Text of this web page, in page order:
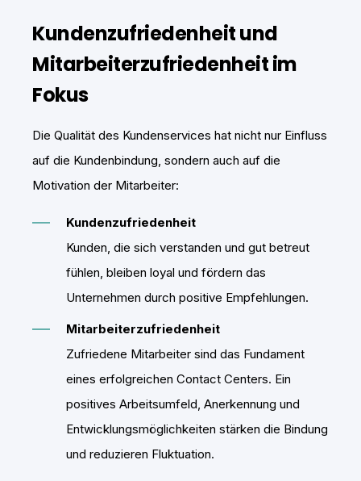
Kundenzufriedenheit und
Mitarbeiterzufriedenheit im
Fokus
Die Qualität des Kundenservices hat nicht nur Einfluss
auf die Kundenbindung, sondern auch auf die
Motivation der Mitarbeiter:
Kundenzufriedenheit
Kunden, die sich verstanden und gut betreut
fühlen, bleiben loyal und fördern das
Unternehmen durch positive Empfehlungen.
Mitarbeiterzufriedenheit
Zufriedene Mitarbeiter sind das Fundament
eines erfolgreichen Contact Centers. Ein
positives Arbeitsumfeld, Anerkennung und
Entwicklungsmöglichkeiten stärken die Bindung
und reduzieren Fluktuation.